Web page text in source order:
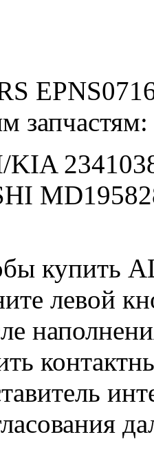
запчастям:
купить
левой